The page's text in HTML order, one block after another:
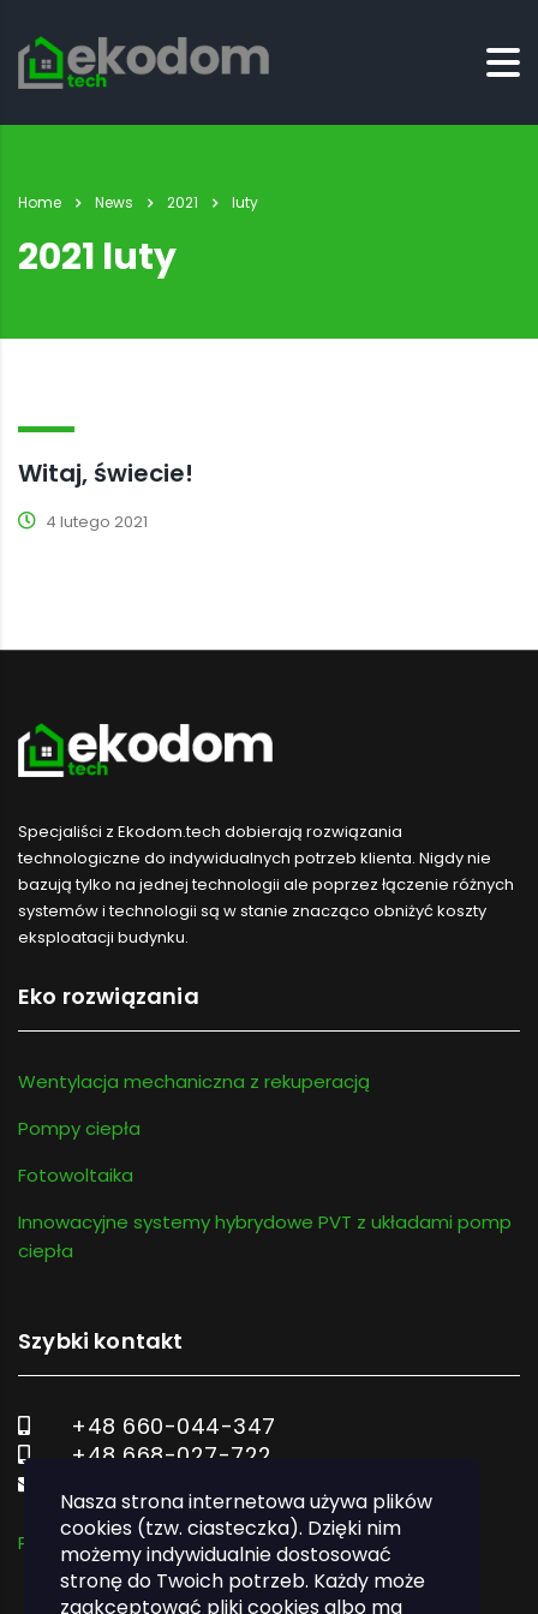
Home News 2021 luty
2021 luty
Witaj, świecie!
4 lutego 2021
Specjaliści z Ekodom.tech dobierają rozwiązania
technologiczne do indywidualnych potrzeb klienta. Nigdy nie
bazują tylko na jednej technologii ale poprzez łączenie różnych
systemów i technologii są w stanie znacząco obniżyć koszty
eksploatacji budynku.
Eko rozwiązania
Wentylacja mechaniczna z rekuperacją
Pompy ciepła
Fotowoltaika
Innowacyjne systemy hybrydowe PVT z układami pomp
ciepła
Szybki kontakt
+48 660-044-347
+48 668-027-722
Polityka prywatności
Nasza strona internetowa używa plików
cookies (tzw. ciasteczka). Dzięki nim
możemy indywidualnie dostosować
stronę do Twoich potrzeb. Każdy może
zaakceptować pliki cookies albo ma